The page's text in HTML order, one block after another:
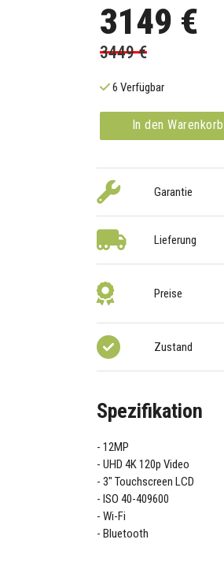
3149 €
3449 €
6 Verfügbar
In den Warenkorb
Garantie
Lieferung
Preise
Zustand
Spezifikation
12MP
UHD 4K 120p Video
3" Touchscreen LCD
ISO 40-409600
Wi-Fi
Bluetooth